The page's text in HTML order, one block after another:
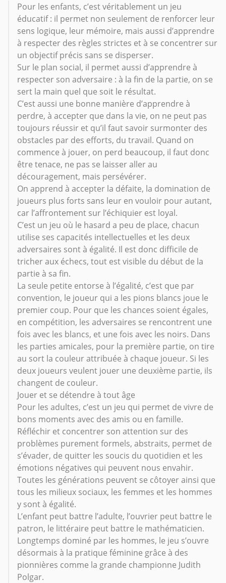
Pour les enfants, c’est véritablement un jeu
éducatif : il permet non seulement de renforcer leur
sens logique, leur mémoire, mais aussi d’apprendre
à respecter des règles strictes et à se concentrer sur
un objectif précis sans se disperser.
Sur le plan social, il permet aussi d’apprendre à
respecter son adversaire : à la fin de la partie, on se
sert la main quel que soit le résultat.
C’est aussi une bonne manière d’apprendre à
perdre, à accepter que dans la vie, on ne peut pas
toujours réussir et qu’il faut savoir surmonter des
obstacles par des efforts, du travail. Quand on
commence à jouer, on perd beaucoup, il faut donc
être tenace, ne pas se laisser aller au
découragement, mais persévérer.
On apprend à accepter la défaite, la domination de
joueurs plus forts sans leur en vouloir pour autant,
car l’affrontement sur l’échiquier est loyal.
C’est un jeu où le hasard a peu de place, chacun
utilise ses capacités intellectuelles et les deux
adversaires sont à égalité. Il est donc difficile de
tricher aux échecs, tout est visible du début de la
partie à sa fin.
La seule petite entorse à l’égalité, c’est que par
convention, le joueur qui a les pions blancs joue le
premier coup. Pour que les chances soient égales,
en compétition, les adversaires se rencontrent une
fois avec les blancs, et une fois avec les noirs. Dans
les parties amicales, pour la première partie, on tire
au sort la couleur attribuée à chaque joueur. Si les
deux joueurs veulent jouer une deuxième partie, ils
changent de couleur.
Jouer et se détendre à tout âge
Pour les adultes, c’est un jeu qui permet de vivre de
bons moments avec des amis ou en famille.
Réfléchir et concentrer son attention sur des
problèmes purement formels, abstraits, permet de
s’évader, de quitter les soucis du quotidien et les
émotions négatives qui peuvent nous envahir.
Toutes les générations peuvent se côtoyer ainsi que
tous les milieux sociaux, les femmes et les hommes
y sont à égalité.
L’enfant peut battre l’adulte, l’ouvrier peut battre le
patron, le littéraire peut battre le mathématicien.
Longtemps dominé par les hommes, le jeu s’ouvre
désormais à la pratique féminine grâce à des
pionnières comme la grande championne Judith
Polgar.